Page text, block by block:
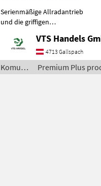
Serienmäßige Allradantrieb
und die griffigen
den Mäher sicher durch
unwegsames Gelände und
extensiv gepflegte
Hochgrasflächen. Der
VTS Handels
4713 Gallspach
Komunalna
oprema
Premium Plus